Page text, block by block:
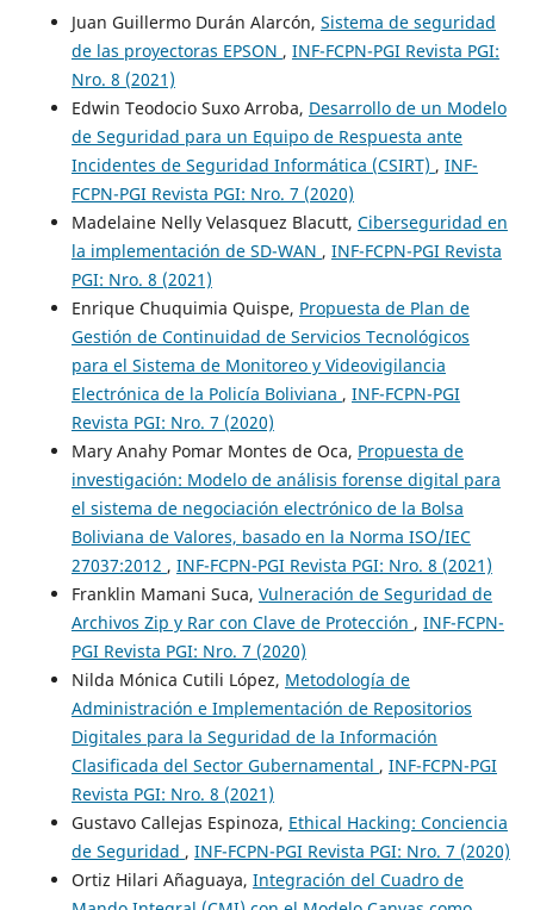
Juan Guillermo Durán Alarcón, Sistema de seguridad
de las proyectoras EPSON , INF-FCPN-PGI Revista PGI:
Nro. 8 (2021)
Edwin Teodocio Suxo Arroba, Desarrollo de un Modelo
de Seguridad para un Equipo de Respuesta ante
Incidentes de Seguridad Informática (CSIRT) , INF-
FCPN-PGI Revista PGI: Nro. 7 (2020)
Madelaine Nelly Velasquez Blacutt, Ciberseguridad en
la implementación de SD-WAN , INF-FCPN-PGI Revista
PGI: Nro. 8 (2021)
Enrique Chuquimia Quispe, Propuesta de Plan de
Gestión de Continuidad de Servicios Tecnológicos
para el Sistema de Monitoreo y Videovigilancia
Electrónica de la Policía Boliviana , INF-FCPN-PGI
Revista PGI: Nro. 7 (2020)
Mary Anahy Pomar Montes de Oca, Propuesta de
investigación: Modelo de análisis forense digital para
el sistema de negociación electrónico de la Bolsa
Boliviana de Valores, basado en la Norma ISO/IEC
27037:2012 , INF-FCPN-PGI Revista PGI: Nro. 8 (2021)
Franklin Mamani Suca, Vulneración de Seguridad de
Archivos Zip y Rar con Clave de Protección , INF-FCPN-
PGI Revista PGI: Nro. 7 (2020)
Nilda Mónica Cutili López, Metodología de
Administración e Implementación de Repositorios
Digitales para la Seguridad de la Información
Clasificada del Sector Gubernamental , INF-FCPN-PGI
Revista PGI: Nro. 8 (2021)
Gustavo Callejas Espinoza, Ethical Hacking: Conciencia
de Seguridad , INF-FCPN-PGI Revista PGI: Nro. 7 (2020)
Ortiz Hilari Añaguaya, Integración del Cuadro de